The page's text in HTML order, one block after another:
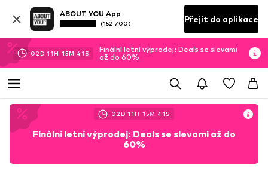
ABOUT YOU App
(152 700) Přejít do aplikace
02D 11H 15M 39 S
Finální letní výprodej: Deals se slevami
až do 60%
02D 11H 15M 39 S
Finální letní výprodej: Deals se slevami až do
60%